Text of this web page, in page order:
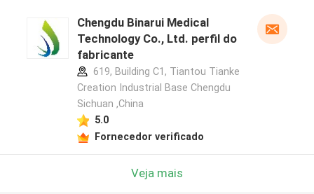
Chengdu Binarui Medical
Technology Co., Ltd. perfil do
fabricante
619, Building C1, Tiantou Tianke
Creation Industrial Base Chengdu
Sichuan ,China
5.0
Fornecedor verificado
Veja mais